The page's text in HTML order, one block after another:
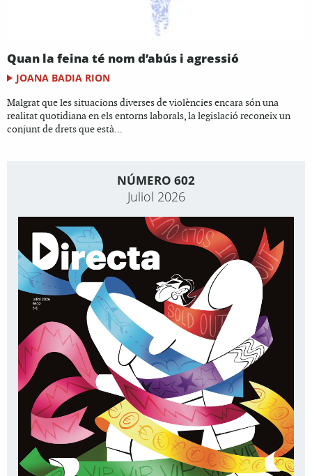
Quan la feina té nom d’abús i agressió
JOANA BADIA RION
Malgrat que les situacions diverses de violències encara són una
realitat quotidiana en els entorns laborals, la legislació reconeix un
conjunt de drets que està...
NÚMERO 602
Juliol 2026